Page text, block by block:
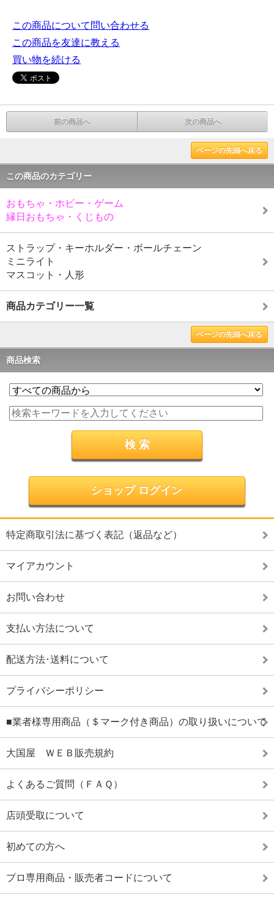
この商品について問い合わせる
この商品を友達に教える
買い物を続ける
前の商品へ 次の商品へ
ページの先頭へ戻る
この商品のカテゴリー
おもちゃ・ホビー・ゲーム
縁日おもちゃ・くじもの
ストラップ・キーホルダー・ボールチェーン
ミニライト
マスコット・人形
商品カテゴリー一覧
ページの先頭へ戻る
商品検索
ショップ ログイン
特定商取引法に基づく表記（返品など）
マイアカウント
お問い合わせ
支払い方法について
配送方法･送料について
プライバシーポリシー
■業者様専用商品（＄マーク付き商品）の取り扱いについて
大国屋 ＷＥＢ販売規約
よくあるご質問（ＦＡＱ）
店頭受取について
初めての方へ
プロ専用商品・販売者コードについて